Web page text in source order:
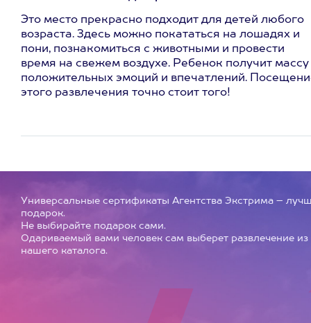
Это место прекрасно подходит для детей любого
возраста. Здесь можно покататься на лошадях и
пони, познакомиться с животными и провести
время на свежем воздухе. Ребенок получит массу
положительных эмоций и впечатлений.
этого развлечения точно стоит того!
Универсальные сертификаты Агентства Экстрима –
подарок.
Не выбирайте подарок сами.
Одариваемый вами человек сам выберет развлечение из
нашего каталога.